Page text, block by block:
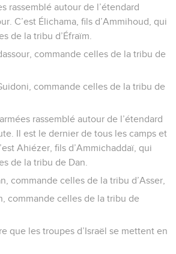
rassemblé autour de l’étendard
C’est Élichama, fils d’Ammihoud, qui
de la tribu d’Éfraïm.
commande celles de la tribu de
commande celles de la tribu de
rassemblé autour de l’étendard
Il est le dernier de tous les camps et
Ahiézer, fils d’Ammichaddaï, qui
de la tribu de Dan.
commande celles de la tribu d’Asser,
commande celles de la tribu de
que les troupes d’Israël se mettent en